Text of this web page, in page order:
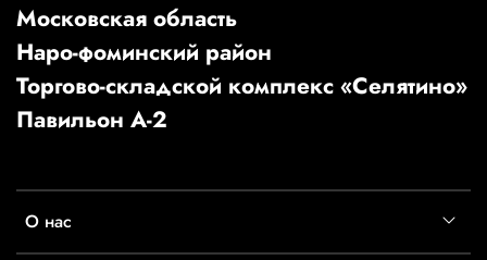
О нас
Московская область
Наро-фоминский район
Торгово-складской комплекс «Селятино»
Павильон А-2